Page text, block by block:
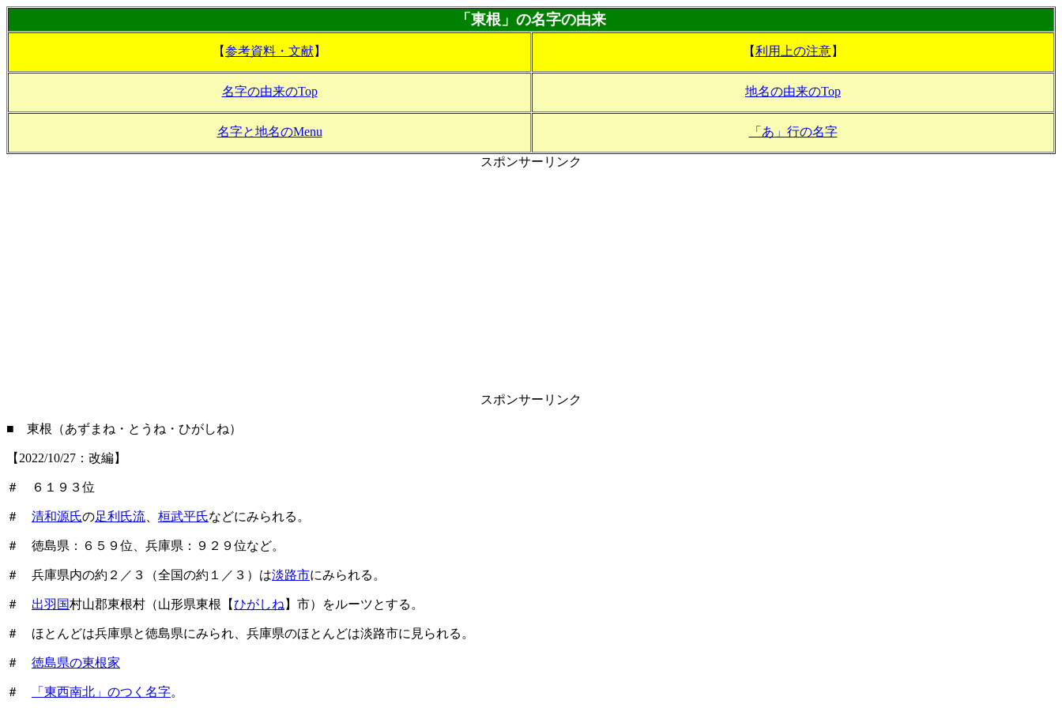
「東根」の名字の由来
【参考資料・文献】 【利用上の注意】
名字の由来のTop 地名の由来のTop
名字と地名のMenu 「あ」行の名字
スポンサーリンク
スポンサーリンク
■ 東根（あずまね・とうね・ひがしね）
【2022/10/27：改編】
＃ ６１９３位
＃ 清和源氏の足利氏流 桓武平氏などにみられる。
＃ 徳島県：６５９位、兵庫県：９２９位など。
＃ 兵庫県内の約２／３（全国の約１／３）は淡路市にみられる。
＃ 出羽国村山郡東根村（山形県東根【ひがしね 】市）をルーツとする。
＃ ほとんどは兵庫県と徳島県にみられ、兵庫県のほとんどは淡路市に見られる。
＃ 徳島県の東根家
＃ 「東西南北」のつく名字。